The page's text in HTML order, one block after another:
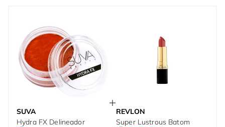
SUVA
Hydra FX Delineador
REVLON
Super Lustrous Batom